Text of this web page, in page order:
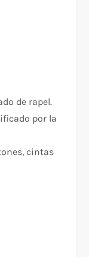
de rapel.
por la
cintas